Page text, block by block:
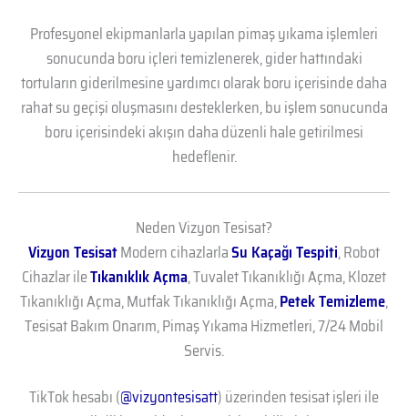
Profesyonel ekipmanlarla yapılan pimaş yıkama işlemleri
sonucunda boru içleri temizlenerek, gider hattındaki
tortuların giderilmesine yardımcı olarak boru içerisinde daha
rahat su geçişi oluşmasını desteklerken, bu işlem sonucunda
boru içerisindeki akışın daha düzenli hale getirilmesi
hedeflenir.
Neden Vizyon Tesisat?
Vizyon TesisatModern cihazlarlaSu Kaçağı Tespiti, Robot
Cihazlar ileTıkanıklık Açma, Tuvalet Tıkanıklığı Açma, Klozet
Tıkanıklığı Açma, Mutfak Tıkanıklığı Açma,Petek Temizleme,
Tesisat Bakım Onarım, Pimaş Yıkama Hizmetleri, 7/24 Mobil
Servis.
TikTok hesabı (@vizyontesisatt) üzerinden tesisat işleri ile